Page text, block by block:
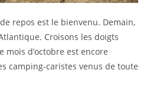
repos est le bienvenu. Demain,
Croisons les doigts
d’octobre est encore
camping-caristes venus de toute